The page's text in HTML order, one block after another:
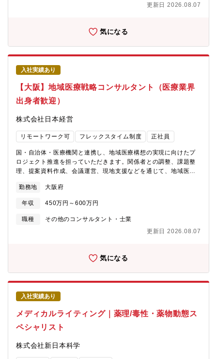
応じて）【コンサルスタイル】・2～5名のチームで案件に取り組
ながらプロジェクトを進めます。・出張が発生致します。★ポジ
ションの魅力★ 所属となるR&I事業部は、地域医療構想をはじめ
とした行政・医療領域のプロジェクトにおいて、全国の都道府県
の約60%に関与する実績を持っています。厚労省や自治体、医療
機関と連携しながら、社会的影響の大きいテーマに上流から関わ
れることが同社ならではの魅力です。
更新日 2026.08.07
気になる
入社実績あり
【大阪】地域医療戦略コンサルタント（医療業界
出身者歓迎）
株式会社日本経営
リモートワーク可 フレックスタイム制度 正社員
国・自治体・医療機関と連携し、地域医療構想の実現に向けたプ
ロジェクト推進を担っていただきます。関係者との調整、課題整
理、提案資料作成、会議運営、現地支援などを通じて、地域医療
供体制に関するデータ分析、現状把握・地域医療構想の実行支援
資料・病床再編のシミュレーション等の作成・医療機関・自治
体・都道府県との協議や打合せ・医療計画・再編計画などのスト
ーリー設計と文書化・住民説明や議会説明に向けた検討資料の作
応じて）【コンサルスタイル】・2～5名のチームで案件に取り組
ながらプロジェクトを進めます。・出張が発生致します。★ポジ
ションの魅力★ 所属となるR&I事業部は、地域医療構想をはじめ
とした行政・医療領域のプロジェクトにおいて、全国の都道府県
の約60%に関与する実績を持っています。厚労省や自治体、医療
機関と連携しながら、社会的影響の大きいテーマに上流から関わ
れることが同社ならではの魅力です。
勤務地 大阪府
年収 450万円～600万円
職種
その他のコンサルタント・士業
更新日 2026.08.07
気になる
入社実績あり
メディカルライティング｜薬理/毒性・薬物動態ス
ペシャリスト
株式会社新日本科学